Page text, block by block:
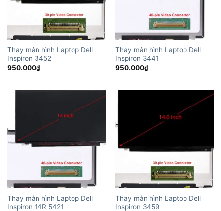
Thay màn hình Laptop Dell
Inspiron 3452
950.000₫
Thay màn hình Laptop Dell
Inspiron 3441
950.000₫
Thay màn hình Laptop Dell
Inspiron 14R 5421
Thay màn hình Laptop Dell
Inspiron 3459